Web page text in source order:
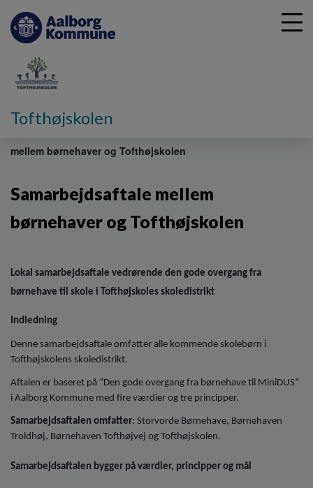
Tofthøjskolen
Vores skole
mellem børnehaver og Tofthøjskolen
Samarbejdsaftale mellem
børnehaver og Tofthøjskolen
Lokal samarbejdsaftale vedrørende den gode overgang fra
børnehave til skole i Tofthøjskoles skoledistrikt
Indledning
Denne samarbejdsaftale omfatter alle kommende skolebørn i
Tofthøjskolens skoledistrikt.
Aftalen er baseret på ”Den gode overgang fra børnehave til MiniDUS”
i Aalborg Kommune med fire værdier og tre principper.
Samarbejdsaftalen omfatter: Storvorde Børnehave, Børnehaven
Troldhøj, Børnehaven Tofthøjvej og Tofthøjskolen.
Samarbejdsaftalen bygger på værdier, principper og mål